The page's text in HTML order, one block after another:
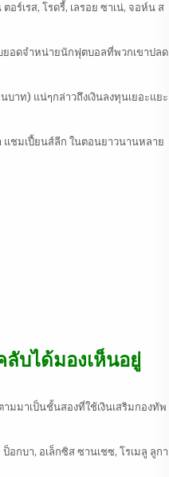
ร์เรส, โรดรี้, เลรอย ซาเน่, จอห์น ส
ยอดจำหน่ายนักฟุตบอลที่พวกเขาปลด
าท) แน่ๆกล่าวถึงเงินลงทุนเยอะแยะ
แชมเปี้ยนส์ลีก ในตอนยาวนานหลาย
บได้มองเห็นอยู่
มมาเป็นชั้นสองที่ใช้เงินเสริมกองทัพ
กบา, อเล็กซิส ซานเชซ, โรเมลู ลูกา